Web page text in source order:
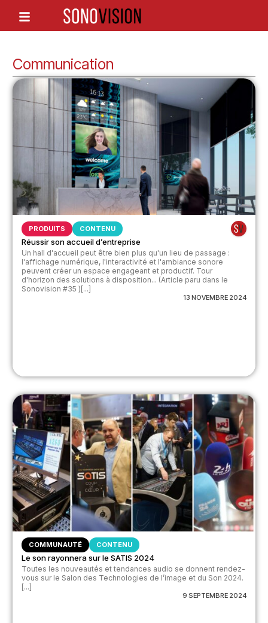
Communication
PRODUITS CONTENU
Réussir son accueil d’entreprise
Un hall d'accueil peut être bien plus qu'un lieu de passage :
l'affichage numérique, l'interactivité et l'ambiance sonore
peuvent créer un espace engageant et productif. Tour
d'horizon des solutions à disposition... (Article paru dans le
Sonovision #35 )[...]
13 NOVEMBRE 2024
COMMUNAUTÉ CONTENU
Le son rayonnera sur le SATIS 2024
Toutes les nouveautés et tendances audio se donnent rendez-
vous sur le Salon des Technologies de l’image et du Son 2024.
[...]
9 SEPTEMBRE 2024